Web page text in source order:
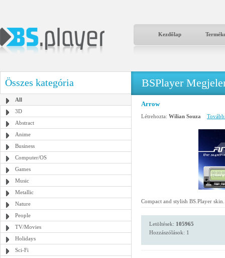
Kezdőlap
Összes kategória
All
3D
Abstract
Anime
Business
Computer/OS
Games
Music
Metallic
Nature
People
TV/Movies
Holidays
Sci-Fi
BSPlayer
Arrow
Létrehozta: Wilian Souza
Compact and stylish BS.Player
Letöltések: 105965
Hozzászólások: 1